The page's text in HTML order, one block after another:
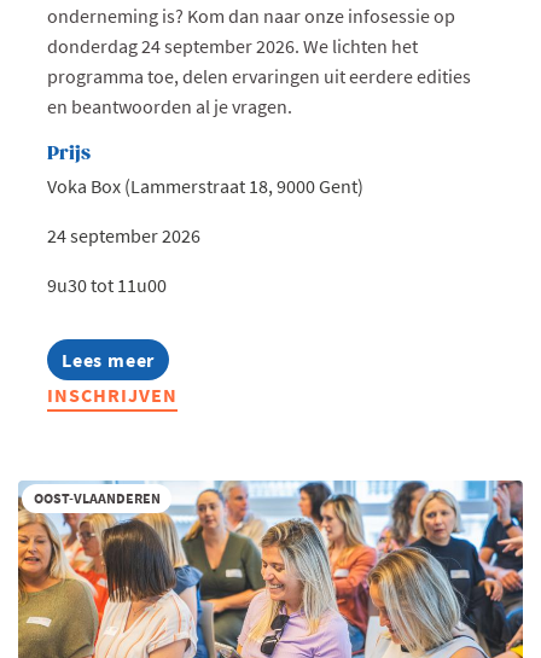
onderneming is? Kom dan naar onze infosessie op
donderdag 24 september 2026. We lichten het
programma toe, delen ervaringen uit eerdere edities
en beantwoorden al je vragen.
Prijs
Voka Box (Lammerstraat 18, 9000 Gent)
24 september 2026
9u30 tot 11u00
Lees meer
about
Infosessie
Talentmissie
INSCHRIJVEN
OOST-VLAANDEREN